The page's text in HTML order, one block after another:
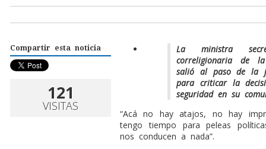
Compartir esta noticia
121
VISITAS
La ministra
correligionaria de
salió al paso de la
para criticar la
seguridad en su
“Acá no hay atajos, no hay
tengo tiempo para peleas
nos conducen a nada”.